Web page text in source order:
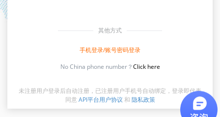
其他方式
手机登录/账号密码登录
No China phone number？Click here
未注册用户登录后自动注册，已注册用户手机号自动绑定，登录即代表
同意 API平台用户协议 和 隐私政策